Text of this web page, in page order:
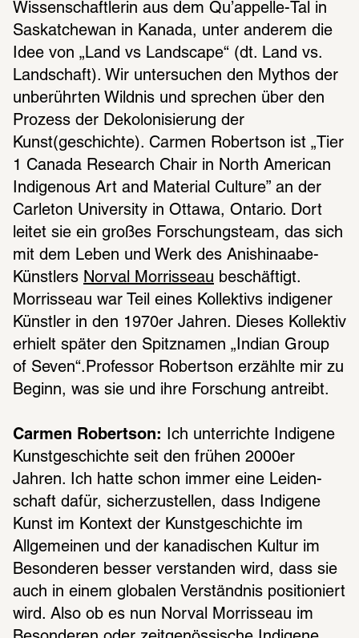
Wissen­schaft­le­rin aus dem Qu’appelle-Tal in
Saskat­che­wan in Kanada, unter ande­rem die
Idee von „Land vs Land­scape“ (dt. Land vs.
Land­schaft). Wir unter­su­chen den Mythos der
unbe­rühr­ten Wild­nis und spre­chen über den
Prozess der Deko­lo­ni­sie­rung der
Kunst(geschichte). Carmen Robert­son ist „Tier
1 Canada Rese­arch Chair in North Ameri­can
Indi­ge­nous Art and Mate­rial Culture” an der
Carle­ton Univer­sity in Ottawa, Onta­rio. Dort
leitet sie ein großes Forschungs­team, das sich
mit dem Leben und Werk des Anis­hina­abe-
Künst­lers Norval Morris­seau beschäf­tigt.
Morris­seau war Teil eines Kollek­tivs indi­ge­ner
Künst­ler in den 1970er Jahren. Dieses Kollek­tiv
erhielt später den Spitz­na­men „Indian Group
of Seven“.Profes­sor Robert­son erzählte mir zu
Beginn, was sie und ihre Forschung antreibt.
Carmen Robertson:
Ich unter­richte Indi­gene
Kunst­ge­schichte seit den frühen 2000er
Jahren. Ich hatte schon immer eine Leiden­
schaft dafür, sicher­zu­stel­len, dass Indi­gene
Kunst im Kontext der Kunst­ge­schichte im
Allge­mei­nen und der kana­di­schen Kultur im
Beson­de­ren besser verstan­den wird, dass sie
auch in einem globa­len Verständ­nis posi­tio­niert
wird. Also ob es nun Norval Morris­seau im